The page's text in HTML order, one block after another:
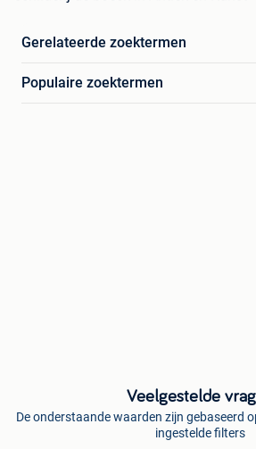
Gerelateerde zoektermen
Populaire zoektermen
Veelgestelde
De onderstaande waarden zijn gebaseerd
ingestelde filters